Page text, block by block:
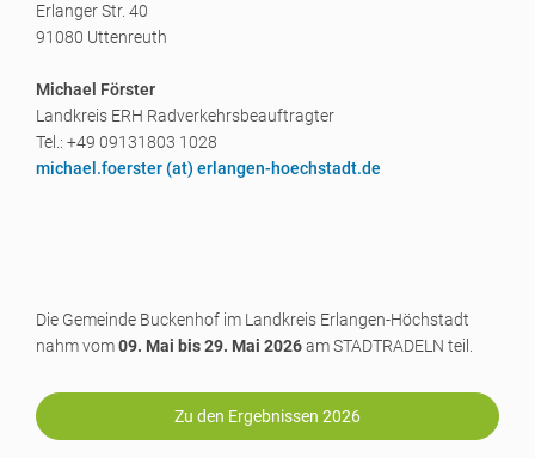
Erlanger Str. 40
91080 Uttenreuth
Michael Förster
Landkreis ERH Radverkehrsbeauftragter
Tel.: +49 09131803 1028
michael.foerster (at) erlangen-hoechstadt.de
Die Gemeinde Buckenhof im Landkreis Erlangen-Höchstadt
nahm vom09. Mai bis 29. Mai 2026am STADTRADELN teil.
Zu den Ergebnissen 2026